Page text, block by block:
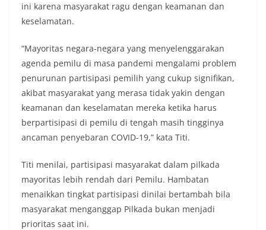
ini karena masyarakat ragu dengan keamanan dan
keselamatan.
“Mayoritas negara-negara yang menyelenggarakan
agenda pemilu di masa pandemi mengalami problem
penurunan partisipasi pemilih yang cukup signifikan,
akibat masyarakat yang merasa tidak yakin dengan
keamanan dan keselamatan mereka ketika harus
berpartisipasi di pemilu di tengah masih tingginya
ancaman penyebaran COVID-19,” kata Titi.
Titi menilai, partisipasi masyarakat dalam pilkada
mayoritas lebih rendah dari Pemilu. Hambatan
menaikkan tingkat partisipasi dinilai bertambah bila
masyarakat menganggap Pilkada bukan menjadi
prioritas saat ini.